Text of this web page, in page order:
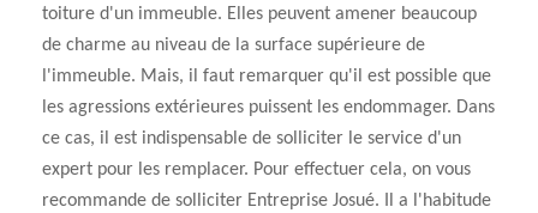
toiture d'un immeuble. Elles peuvent amener beaucoup
de charme au niveau de la surface supérieure de
l'immeuble. Mais, il faut remarquer qu'il est possible que
les agressions extérieures puissent les endommager. Dans
ce cas, il est indispensable de solliciter le service d'un
expert pour les remplacer. Pour effectuer cela, on vous
recommande de solliciter Entreprise Josué. Il a l'habitude